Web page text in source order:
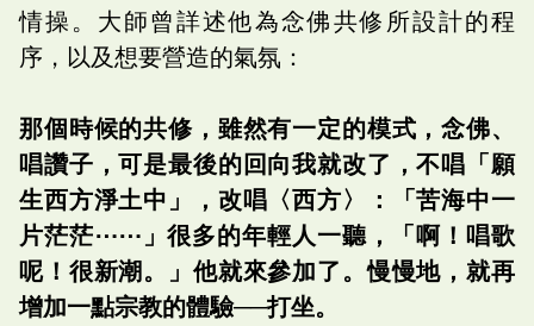
情操。大師曾詳述他為念佛共修所設計的程
序，以及想要營造的氣氛：
那個時候的共修，雖然有一定的模式，念佛、
唱讚子，可是最後的回向我就改了，不唱「願
生西方淨土中」，改唱〈西方〉：「苦海中一
片茫茫⋯⋯」很多的年輕人一聽，「啊！唱歌
呢！很新潮。」他就來參加了。慢慢地，就再
增加一點宗教的體驗──打坐。